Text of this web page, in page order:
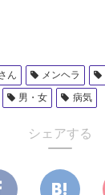
ん メンヘラ
男・女 病気
シェアする